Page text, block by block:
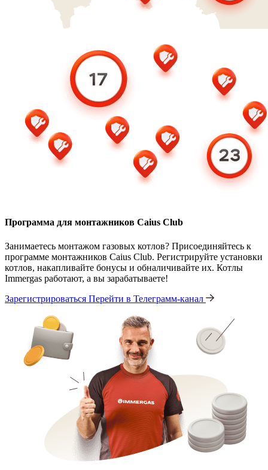
Программа для монтажников Caius Club
Занимаетесь монтажом газовых котлов? Присоединяйтесь к
программе монтажников Caius Club. Регистрируйте установки
котлов, накапливайте бонусы и обналичивайте их. Котлы
Immergas работают, а вы зарабатываете!
Зарегистрироваться Перейти в Телеграмм-канал